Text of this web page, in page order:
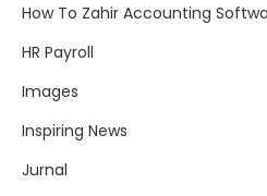
How To Zahir Accounting
HR Payroll
Images
Inspiring News
Jurnal